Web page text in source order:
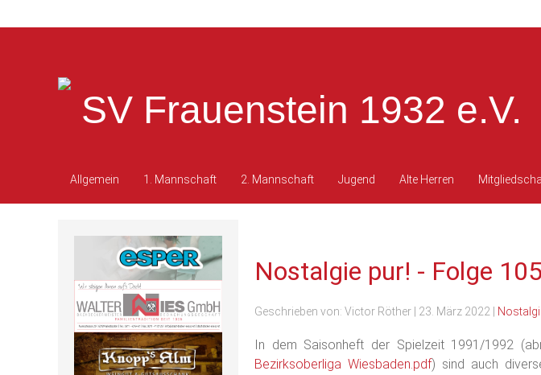
SV Frauenstein 1932 e.V.
Allgemein 1. Mannschaft 2. Mannschaft Jugend Alte Herren
Nostalgie pur! - Folge 105
Geschrieben von: Victor Röther 23. März 2022
In dem Saisonheft der Spielzeit 1991/1992
Bezirksoberliga Wiesbaden.pdf) sind auch